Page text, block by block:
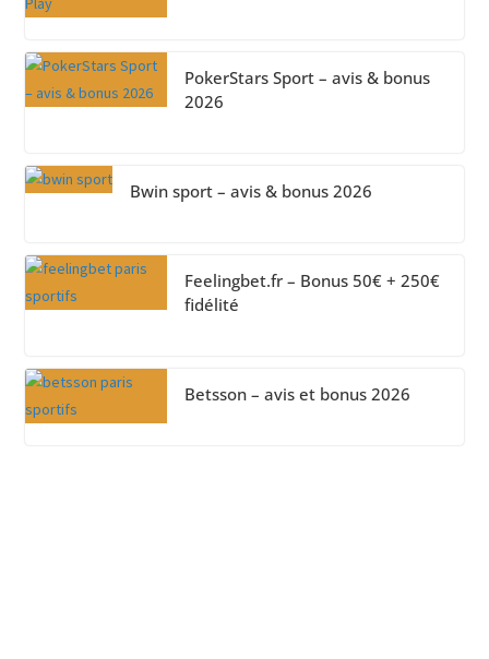
PokerStars Sport – avis & bonus
2026
Bwin sport – avis & bonus 2026
Feelingbet.fr – Bonus 50€ + 250€
fidélité
Betsson – avis et bonus 2026